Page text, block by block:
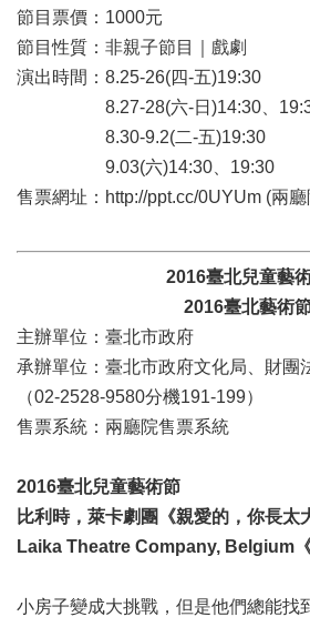
易
讀
專
平
見
問
答
臺
市
政
府
府
節目票價：1000元
節目性質：非親子節目｜戲劇
演出時間：8.25-26(四-五)19:30
8.27-28(六-日)14:30、
8.30-9.2(二-五)19:30
9.03(六)14:30、19:30
售票網址：http://ppt.cc/0UYUm (兩
2016臺北兒童藝
2016臺北藝術
主辦單位：臺北市政府
承辦單位：臺北市政府文化局、財團
（02-2528-9580分機191-199）
售票系統：兩廳院售票系統
2016臺北兒童藝術節
比利時，萊卡劇團《親愛的，你長太
Laika Theatre Company, Belgium《
小房子變成大挑戰，但是他們總能找